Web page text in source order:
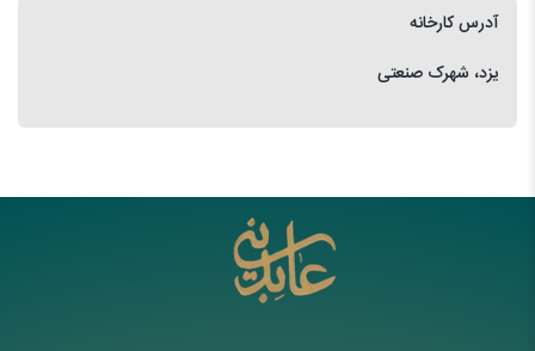
آدرس کارخانه
یزد، شهرک صنعتی